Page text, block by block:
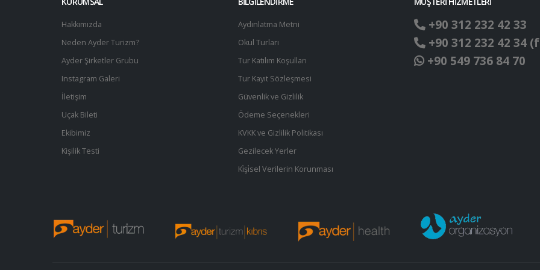
Hakkımızda
Neden Ayder Turizm?
Ayder Şirketler Grubu
Instagram Galeri
İletişim
Uçak Bileti
Ekibimiz
Kişilik Testi
Aydınlatma Metni
Okul Turları
Tur Katılım Koşulları
Tur Kayıt Sözleşmesi
Güvenlik ve Gizlilik
Ödeme Seçenekleri
KVKK ve Gizlilik Politikası
Gezilecek Yerler
Ki̇şi̇sel Verilerin Korunması
+90 312 232 42 33
+90 312 232 42 34
+90 549 736 84 70